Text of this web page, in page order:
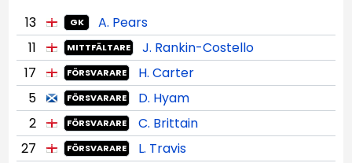
13 GK
A. Pears
11
MITTFÄLTARE
J. Rankin-Costello
17
FÖRSVARARE
H. Carter
5
FÖRSVARARE
D. Hyam
2
FÖRSVARARE
C. Brittain
27
FÖRSVARARE
L. Travis